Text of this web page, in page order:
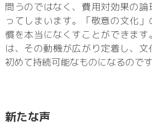
問うのではなく、費用対効果の
ってしまいます。「敬意の文化
慣を本当になくすことができま
は、その動機が広がり定着し、文
初めて持続可能なものになるのです
新たな声